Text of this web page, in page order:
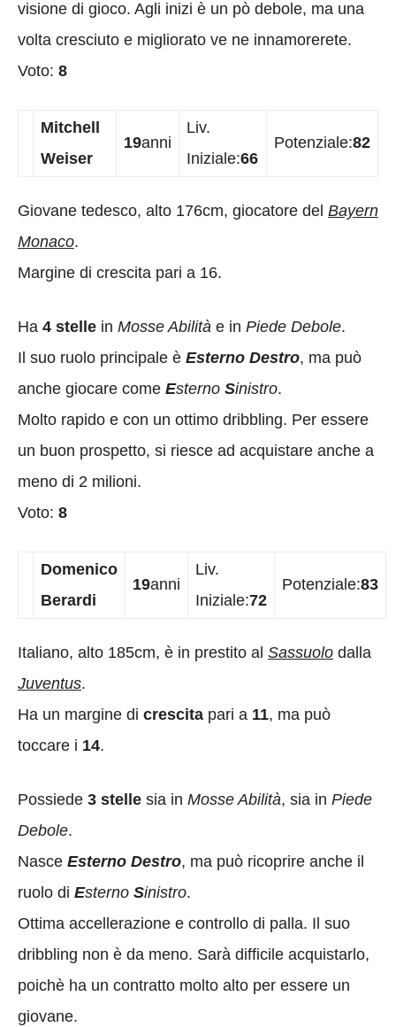
visione di gioco. Agli inizi è un pò debole, ma una
volta cresciuto e migliorato ve ne innamorerete.
Voto: 8
Mitchell
Weiser
19anni
Liv.
Iniziale:66
Potenziale:82
Giovane tedesco, alto 176cm, giocatore del Bayern
Monaco.
Margine di crescita pari a 16.
Ha 4 stelle in Mosse Abilità e in Piede Debole.
Il suo ruolo principale è Esterno Destro, ma può
anche giocare come Esterno Sinistro.
Molto rapido e con un ottimo dribbling. Per essere
un buon prospetto, si riesce ad acquistare anche a
meno di 2 milioni.
Voto: 8
Domenico
Berardi
19anni
Liv.
Iniziale:72
Potenziale:83
Italiano, alto 185cm, è in prestito al Sassuolo dalla
Juventus.
Ha un margine di crescita pari a 11, ma può
toccare i 14.
Possiede 3 stelle sia in Mosse Abilità, sia in Piede
Debole.
Nasce Esterno Destro, ma può ricoprire anche il
ruolo di Esterno Sinistro.
Ottima accellerazione e controllo di palla. Il suo
dribbling non è da meno. Sarà difficile acquistarlo,
poichè ha un contratto molto alto per essere un
giovane.